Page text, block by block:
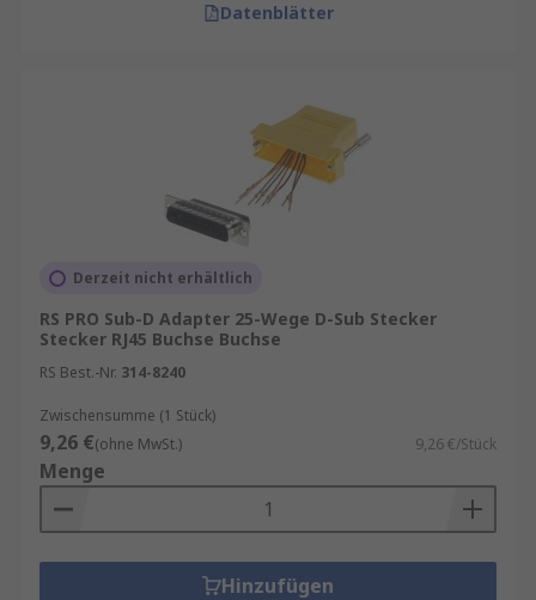
Datenblätter
Derzeit nicht erhältlich
RS PRO Sub-D Adapter 25-Wege D-Sub Stecker
Stecker RJ45 Buchse Buchse
RS Best.-Nr. 314-8240
Zwischensumme (1 Stück)
9,26 €(ohne MwSt.) 9,26 €/Stück
Menge
Hinzufügen